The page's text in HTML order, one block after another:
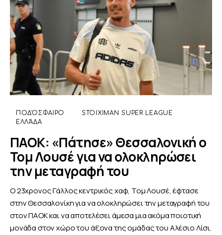
ΠΟΔΌΣΦΑΙΡΟ
STOIXIMAN SUPER LEAGUE
ΕΛΛΆΔΑ
ΠΑΟΚ: «Πάτησε» Θεσσαλονική ο
Τομ Λουσέ για να ολοκληρώσει
την μεταγραφή του
Ο 23χρονος Γάλλος κεντρικός χαφ, Τομ Λουσέ, έφτασε
στην Θεσσαλονίκη για να ολοκληρώσει την μεταγραφή του
στον ΠΑΟΚ και να αποτελέσει άμεσα μια ακόμα ποιοτική
μονάδα στον χώρο του άξονα της ομάδας του Αλέσιο Λίσι.